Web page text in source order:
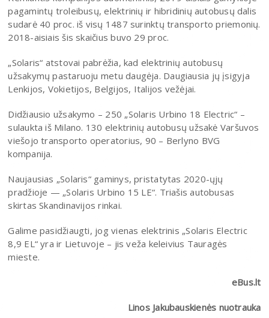
pagamintų troleibusų, elektrinių ir hibridinių autobusų dalis
sudarė 40 proc. iš visų 1487 surinktų transporto priemonių.
2018-aisiais šis skaičius buvo 29 proc.
„Solaris“ atstovai pabrėžia, kad elektrinių autobusų
užsakymų pastaruoju metu daugėja. Daugiausia jų įsigyja
Lenkijos, Vokietijos, Belgijos, Italijos vežėjai.
Didžiausio užsakymo – 250 „Solaris Urbino 18 Electric“ –
sulaukta iš Milano. 130 elektrinių autobusų užsakė Varšuvos
viešojo transporto operatorius, 90 – Berlyno BVG
kompanija.
Naujausias „Solaris“ gaminys, pristatytas 2020-ųjų
pradžioje — „Solaris Urbino 15 LE“. Triašis autobusas
skirtas Skandinavijos rinkai.
Galime pasidžiaugti, jog vienas elektrinis „Solaris Electric
8,9 EL“ yra ir Lietuvoje – jis veža keleivius Tauragės
mieste.
eBus.lt
Linos Jakubauskienės nuotrauka